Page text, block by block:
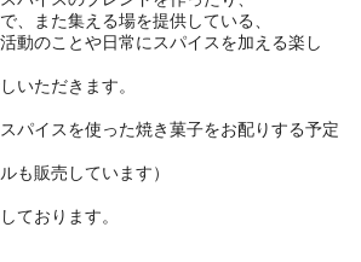
、また集える場を提供している、
動のことや日常にスパイスを加える楽し
いただきます。
パイスを使った焼き菓子をお配りする予定
も販売しています）
ております。